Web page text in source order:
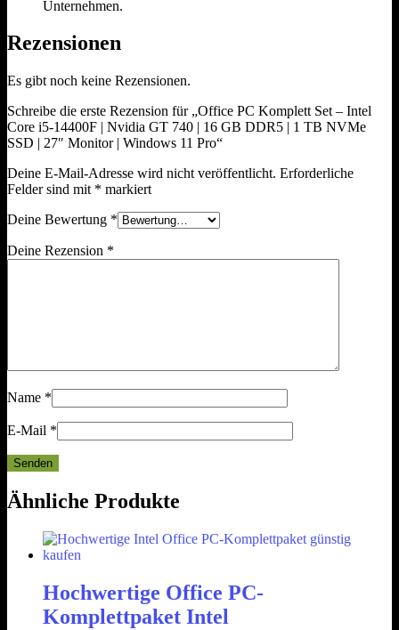
Unternehmen.
Rezensionen
Es gibt noch keine Rezensionen.
Schreibe die erste Rezension für „Office PC Komplett Set – Intel
Core i5-14400F | Nvidia GT 740 | 16 GB DDR5 | 1 TB NVMe
SSD | 27″ Monitor | Windows 11 Pro“
Deine E-Mail-Adresse wird nicht veröffentlicht. Erforderliche
Felder sind mit * markiert
Deine Bewertung *
Deine Rezension *
Name *
E-Mail *
Ähnliche Produkte
Hochwertige Office PC-
Komplettpaket Intel